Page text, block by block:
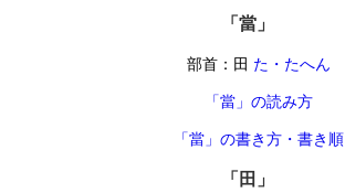
「當」
部首：田 た・たへん
「當」の読み方
「當」の書き方・書き順
「田」